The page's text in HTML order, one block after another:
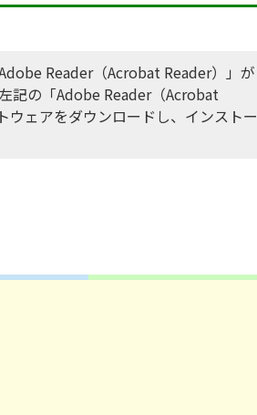
Reader（Acrobat Reader）」が
記の「Adobe Reader（Acrobat
ウェアをダウンロードし、インストー